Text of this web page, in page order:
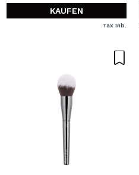
KAUFEN
Tax Inb.